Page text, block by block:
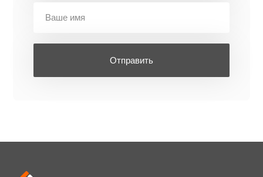
Отправить